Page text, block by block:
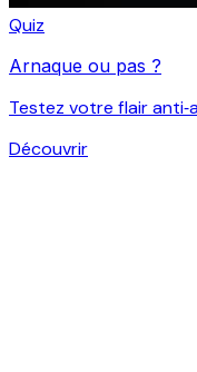
Quiz
Arnaque ou pas ?
Testez votre flair
Découvrir